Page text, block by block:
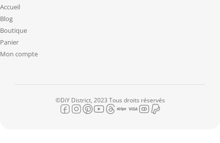
Accueil
Blog
Boutique
Panier
Mon compte
©DiY District, 2023 Tous droits réservés